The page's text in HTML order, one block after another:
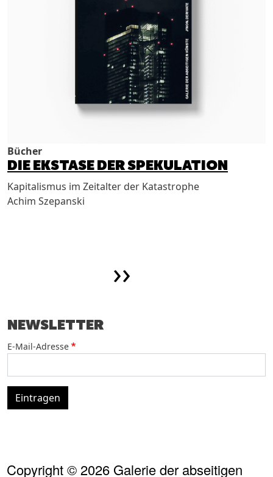
Bücher
DIE EKSTASE DER SPEKULATION
Kapitalismus im Zeitalter der Katastrophe
Achim Szepanski
Nächste
››
NEWSLETTER
E-Mail-Adresse
Eintragen
Copyright © 2026 Galerie der abseitigen